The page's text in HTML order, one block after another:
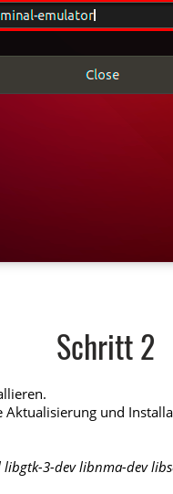
Schritt 2
und
3-dev libnma-dev